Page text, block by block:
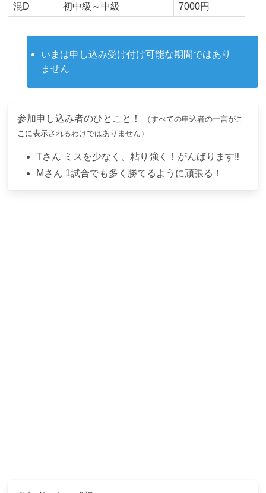
混D
初中級～中級 7000円
いまは申し込み受け付け可能な期間ではあり
ません
参加申し込み者のひとこと！
（すべての申込者の一言がこ
こに表示されるわけではありません）
Tさん ミスを少なく、粘り強く！がんばります‼︎
M さん 1試合でも多く勝てるように頑張る！